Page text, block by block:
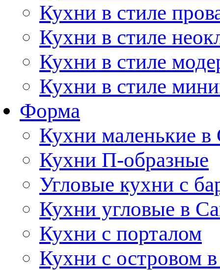
Кухни в стиле
Кухни в стиле
Кухни в стиле
Кухни в стиле
Форма
Кухни маленькие в
Кухни П-образные
Угловые кухни с
Кухни угловые в
Кухни с порталом
Кухни с островом